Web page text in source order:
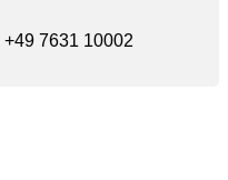
+49 7631 10002